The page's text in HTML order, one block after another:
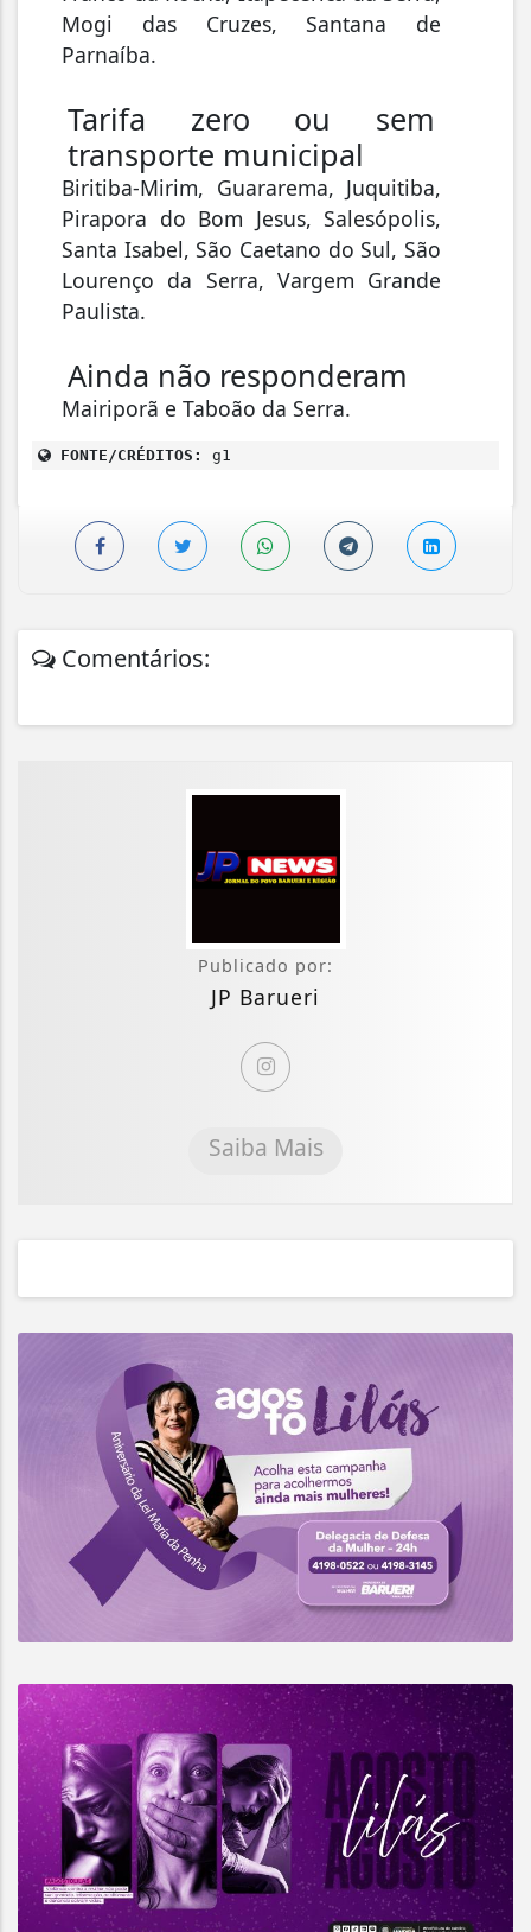
Mogi das Cruzes, Santana de
Parnaíba.
Tarifa zero ou sem
transporte municipal
Biritiba-Mirim, Guararema, Juquitiba,
Pirapora do Bom Jesus, Salesópolis,
Santa Isabel, São Caetano do Sul, São
Lourenço da Serra, Vargem Grande
Paulista.
Ainda não responderam
Mairiporã e Taboão da Serra.
FONTE/CRÉDITOS: g1
Comentários:
Publicado por:
JP Barueri
Saiba Mais